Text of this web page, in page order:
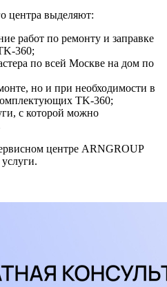
центра выделяют:
работ по ремонту и заправке
360;
по всей Москве на дом по
но и при необходимости в
TK-360;
с которой можно
центре ARNGROUP